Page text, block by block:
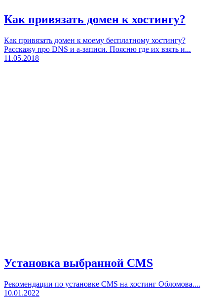
Как привязать домен к хостингу?
Как привязать домен к моему бесплатному хостингу?
Расскажу про DNS и a-записи. Поясню где их взять и...
11.05.2018
Установка выбранной CMS
Рекомендации по установке CMS на хостинг Обломова....
10.01.2022